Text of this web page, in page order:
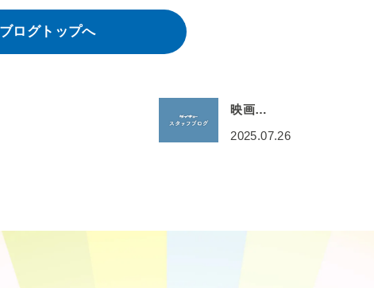
ブログトップへ
映画…
2025.07.26